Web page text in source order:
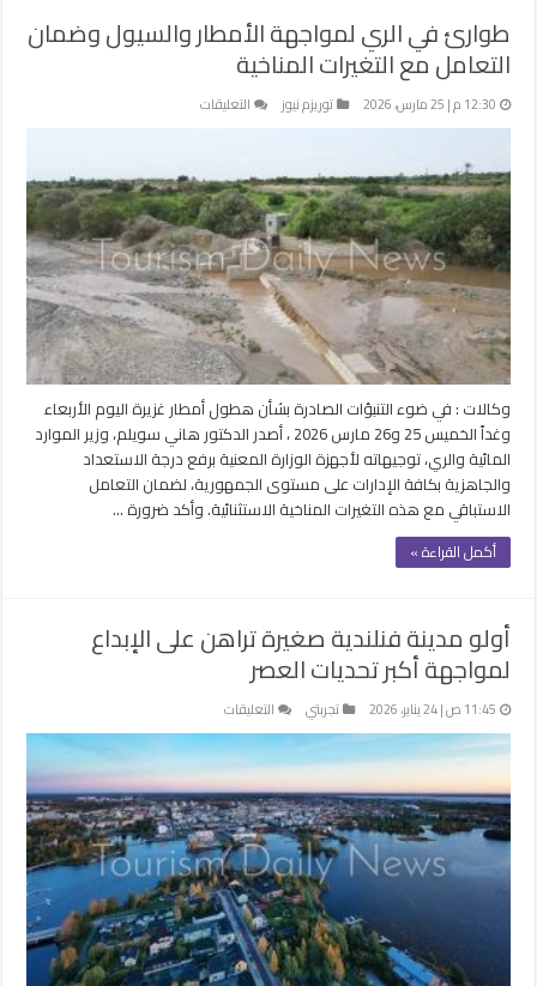
طوارئ في الري لمواجهة الأمطار والسيول وضمان
التعامل مع التغيرات المناخية
12:30 م | 25 مارس، 2026 توريزم نيوز التعليقات
الري
لمواجهة
الأمطار
والسيول
وضمان
التعامل
مع
التغيرات
المناخية
مغلقة
وكالات : في ضوء التنبؤات الصادرة بشأن هطول أمطار غزيرة اليوم الأربعاء
وغداً الخميس 25 و26 مارس 2026 ، أصدر الدكتور هاني سويلم، وزير الموارد
المائية والري، توجيهاته لأجهزة الوزارة المعنية برفع درجة الاستعداد
والجاهزية بكافة الإدارات على مستوى الجمهورية، لضمان التعامل
الاستباقي مع هذه التغيرات المناخية الاستثنائية. وأكد ضرورة …
أكمل القراءة »
أولو مدينة فنلندية صغيرة تراهن على الإبداع
لمواجهة أكبر تحديات العصر
11:45 ص | 24 يناير، 2026 تجربتي التعليقات
أولو
مدينة
فنلندية
صغيرة
تراهن
على
الإبداع
لمواجهة
أكبر
تحديات
العصر